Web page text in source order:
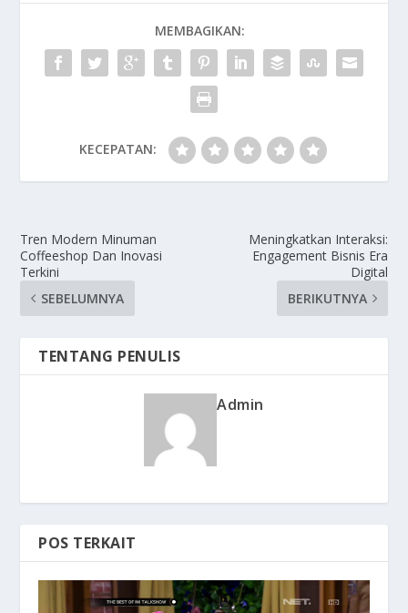
MEMBAGIKAN:
KECEPATAN:
Tren Modern Minuman
Coffeeshop Dan Inovasi
Terkini
SEBELUMNYA
Meningkatkan Interaksi:
Engagement Bisnis Era
Digital
BERIKUTNYA
TENTANG PENULIS
Admin
POS TERKAIT